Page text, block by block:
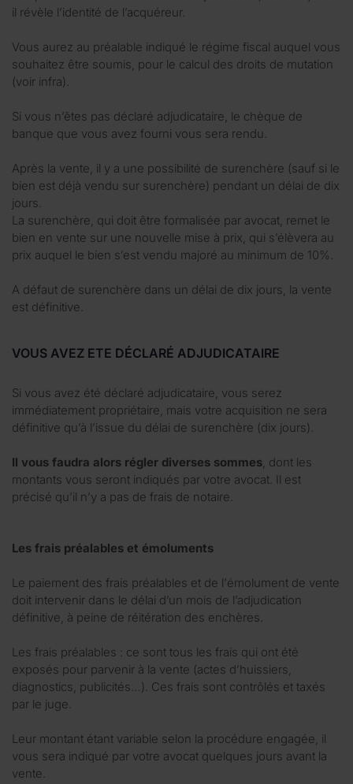
il révèle l’identité de l’acquéreur.
Vous aurez au préalable indiqué le régime fiscal auquel vous
souhaitez être soumis, pour le calcul des droits de mutation
(voir infra).
Si vous n’êtes pas déclaré adjudicataire, le chèque de
banque que vous avez fourni vous sera rendu.
Après la vente, il y a une possibilité de surenchère (sauf si le
bien est déjà vendu sur surenchère) pendant un délai de dix
jours.
La surenchère, qui doit être formalisée par avocat, remet le
bien en vente sur une nouvelle mise à prix, qui s’élèvera au
prix auquel le bien s’est vendu majoré au minimum de 10%.
A défaut de surenchère dans un délai de dix jours, la vente
est définitive.
VOUS AVEZ ETE DÉCLARÉ ADJUDICATAIRE
Si vous avez été déclaré adjudicataire, vous serez
immédiatement propriétaire, mais votre acquisition ne sera
définitive qu’à l’issue du délai de surenchère (dix jours).
Il vous faudra alors régler diverses sommes , dont les
montants vous seront indiqués par votre avocat. Il est
précisé qu’il n’y a pas de frais de notaire.
Les frais préalables et émoluments
Le paiement des frais préalables et de l'émolument de vente
doit intervenir dans le délai d’un mois de l’adjudication
définitive, à peine de réitération des enchères.
Les frais préalables : ce sont tous les frais qui ont été
exposés pour parvenir à la vente (actes d’huissiers,
diagnostics, publicités…). Ces frais sont contrôlés et taxés
par le juge.
Leur montant étant variable selon la procédure engagée, il
vous sera indiqué par votre avocat quelques jours avant la
vente.